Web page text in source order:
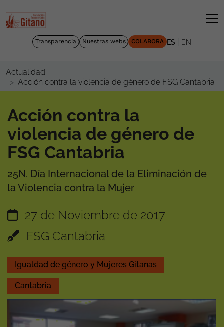
Transparencia Nuestras webs COLABORA ES EN
Actualidad
Acción contra la violencia de género de FSG Cantabria
Acción contra la
violencia de género de
FSG Cantabria
25N. Día Internacional de la Eliminación de
la Violencia contra la Mujer
27 de Noviembre de 2017
FSG Cantabria
Igualdad de género y Mujeres Gitanas
Cantabria